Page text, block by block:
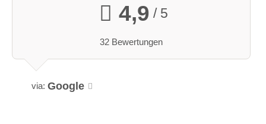
4,9 / 5
32 Bewertungen
via: Google